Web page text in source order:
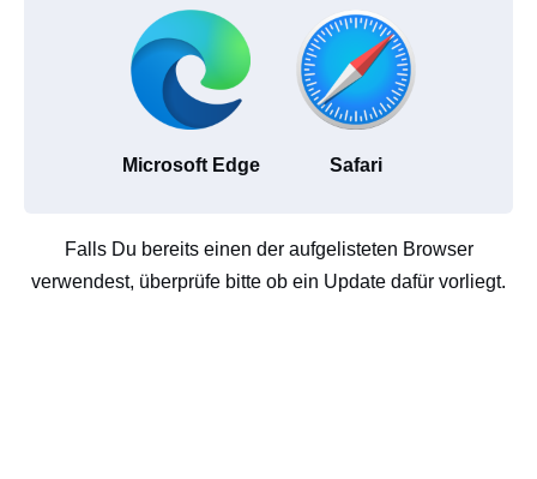
Microsoft Edge Safari
Falls Du bereits einen der aufgelisteten Browser
verwendest, überprüfe bitte ob ein Update dafür vorliegt.